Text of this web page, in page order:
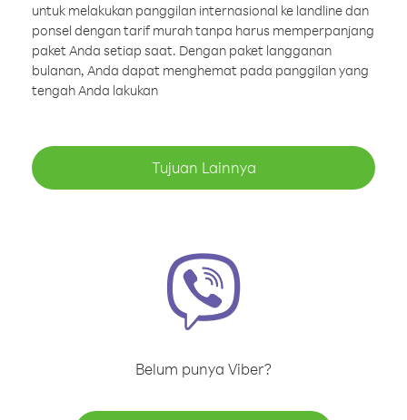
untuk melakukan panggilan internasional ke landline dan
ponsel dengan tarif murah tanpa harus memperpanjang
paket Anda setiap saat. Dengan paket langganan
bulanan, Anda dapat menghemat pada panggilan yang
tengah Anda lakukan
Tujuan Lainnya
Belum punya Viber?